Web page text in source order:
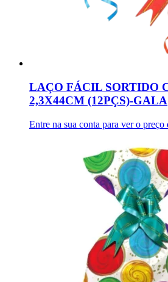
LAÇO FÁCIL SORTIDO
2,3X44CM (12PÇS)-GALA
Entre na sua conta para ver o preço